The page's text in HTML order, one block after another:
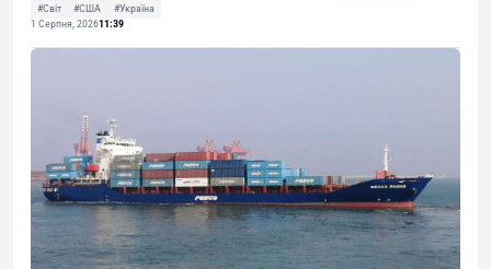
#Світ
#США
#Україна
1 Серпня, 202611:39